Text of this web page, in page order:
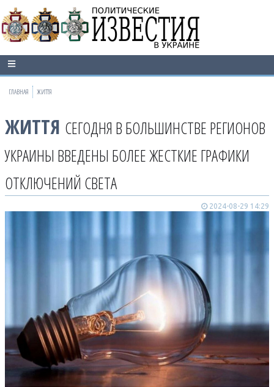
ГЛАВНАЯ ЖИТТЯ
ЖИТТЯ СЕГОДНЯ В БОЛЬШИНСТВЕ РЕГИОНОВ
УКРАИНЫ ВВЕДЕНЫ БОЛЕЕ ЖЕСТКИЕ ГРАФИКИ
ОТКЛЮЧЕНИЙ СВЕТА
2024-08-29 14:29